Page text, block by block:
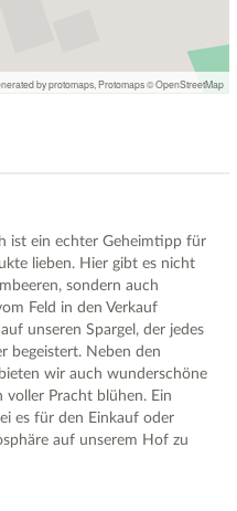
by protomaps Protomaps©OpenStreetMap
ist ein echter Geheimtipp für
lieben. Hier gibt es nicht
sondern auch
Feld in den Verkauf
unseren Spargel, der jedes
begeistert. Neben den
wir auch wunderschöne
voller Pracht blühen. Ein
es für den Einkauf oder
auf unserem Hof zu